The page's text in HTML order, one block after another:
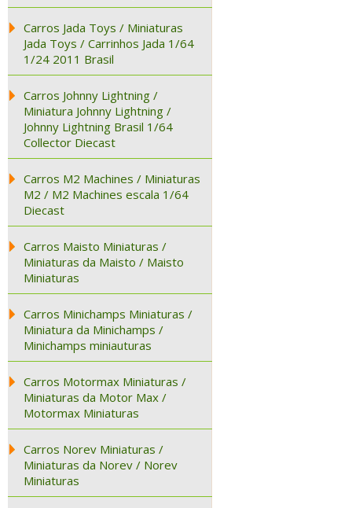
Carros Jada Toys / Miniaturas
Jada Toys / Carrinhos Jada 1/64
1/24 2011 Brasil
Carros Johnny Lightning /
Miniatura Johnny Lightning /
Johnny Lightning Brasil 1/64
Collector Diecast
Carros M2 Machines / Miniaturas
M2 / M2 Machines escala 1/64
Diecast
Carros Maisto Miniaturas /
Miniaturas da Maisto / Maisto
Miniaturas
Carros Minichamps Miniaturas /
Miniatura da Minichamps /
Minichamps miniauturas
Carros Motormax Miniaturas /
Miniaturas da Motor Max /
Motormax Miniaturas
Carros Norev Miniaturas /
Miniaturas da Norev / Norev
Miniaturas